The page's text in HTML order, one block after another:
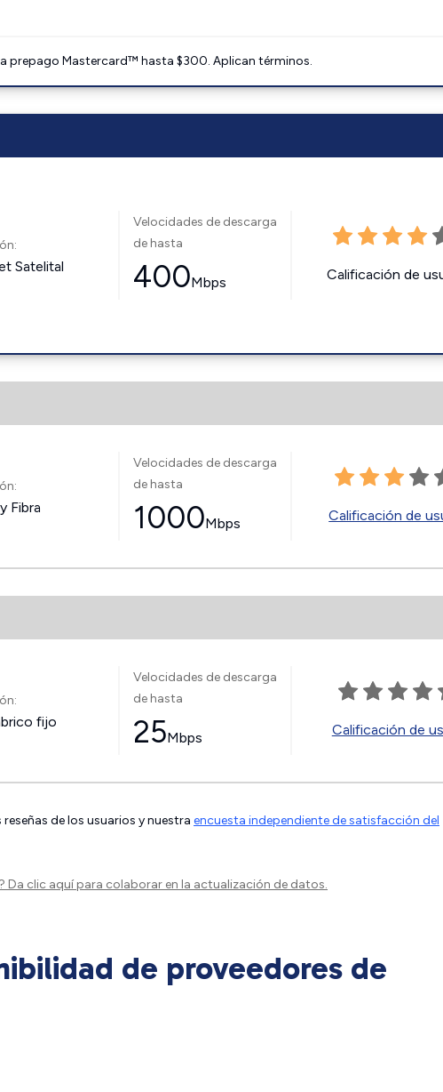
prepago Mastercard™ hasta $300. Aplican términos.
Satelital
Velocidades de descarga
de hasta
400Mbps Calificación de
Fibra
Velocidades de descarga
de hasta
1000Mbps Calificación de
fijo
Velocidades de descarga
de hasta
25Mbps Calificación de
de los usuarios y nuestra encuesta independiente de satisfacción del
Da clic aquípara colaborar en la actualización de datos.
de proveedores de